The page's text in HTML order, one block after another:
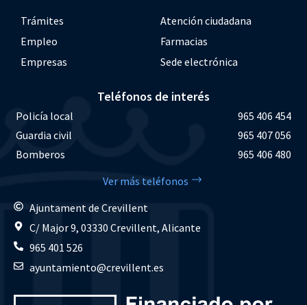
Trámites
Atención ciudadana
Empleo
Farmacias
Empresas
Sede electrónica
Teléfonos de interés
Policía local
965 406 454
Guardia civil
965 407 056
Bomberos
965 406 480
Ver más teléfonos
Ajuntament de Crevillent
C/ Major 9, 03330 Crevillent, Alicante
965 401 526
ayuntamiento@crevillent.es